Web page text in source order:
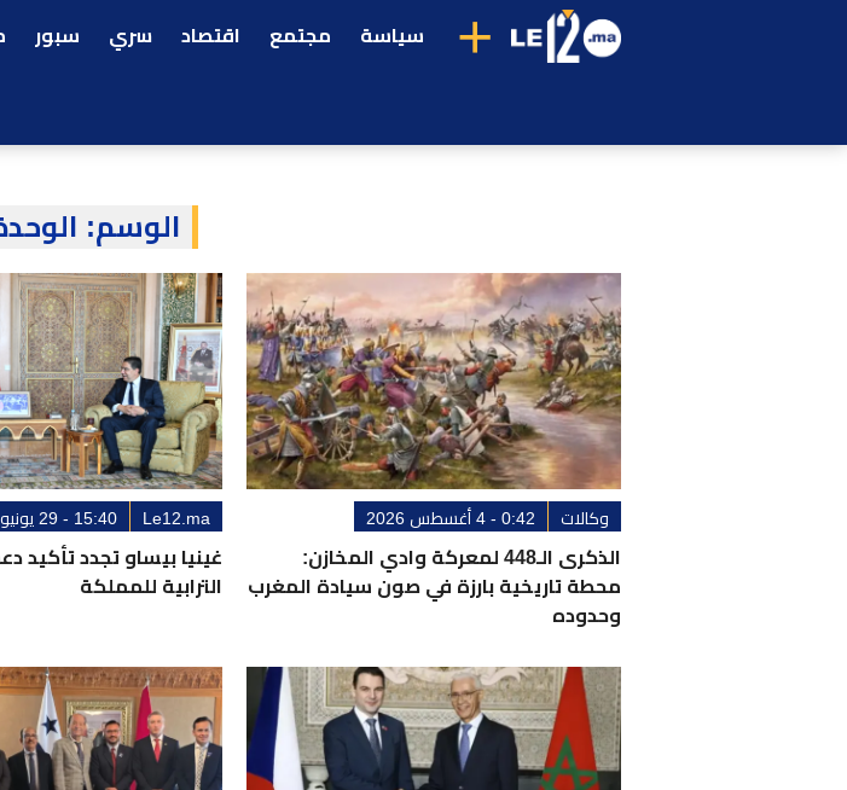
+ سياسة مجتمع اقتصاد سري سبور
الوسم:
وكالات 0:42 - 4 أغسطس 2026
الذكرى الـ448 لمعركة وادي المخازن:
محطة تاريخية بارزة في صون سيادة المغرب
وحدوده
Le12.ma 15:40 - 29 يونيو 2026
غينيا بيساو تجدد تأكيد
الترابية للمملكة